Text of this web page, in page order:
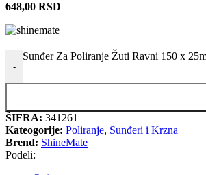
648,00 RSD
-
Sunđer Za Poliranje Žuti Ravni 150 x
ŠIFRA: 341261
Kateogorije: Poliranje, Sunđeri i Krzna
Brend: ShineMate
Podeli: